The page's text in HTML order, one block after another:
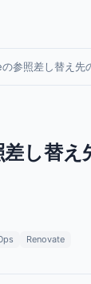
参照差し替え先
し替え
Renovate